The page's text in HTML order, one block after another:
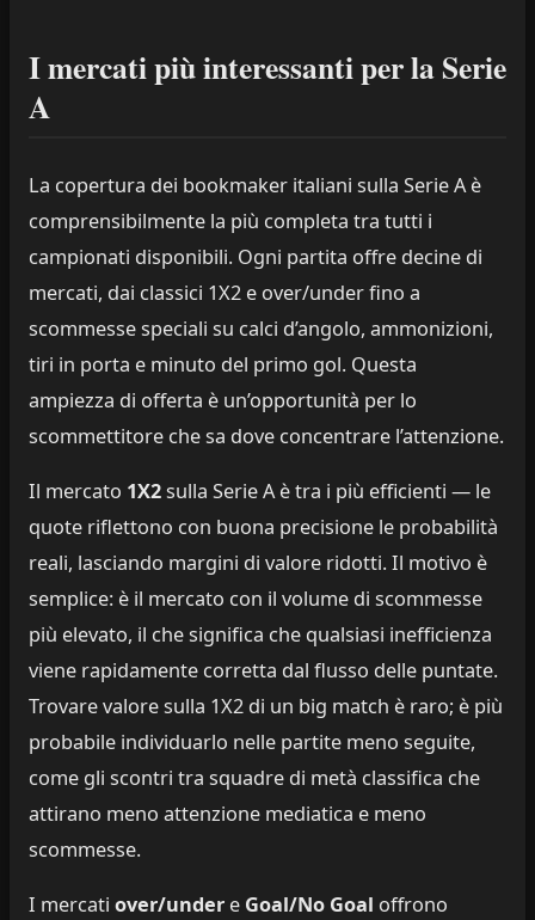
I mercati più interessanti per la Serie
A
La copertura dei bookmaker italiani sulla Serie A è
comprensibilmente la più completa tra tutti i
campionati disponibili. Ogni partita offre decine di
mercati, dai classici 1X2 e over/under fino a
scommesse speciali su calci d’angolo, ammonizioni,
tiri in porta e minuto del primo gol. Questa
ampiezza di offerta è un’opportunità per lo
scommettitore che sa dove concentrare l’attenzione.
Il mercato 1X2sulla Serie A è tra i più efficienti — le
quote riflettono con buona precisione le probabilità
reali, lasciando margini di valore ridotti. Il motivo è
semplice: è il mercato con il volume di scommesse
più elevato, il che significa che qualsiasi inefficienza
viene rapidamente corretta dal flusso delle puntate.
Trovare valore sulla 1X2 di un big match è raro; è più
probabile individuarlo nelle partite meno seguite,
come gli scontri tra squadre di metà classifica che
attirano meno attenzione mediatica e meno
scommesse.
I mercati over/under e Goal/No Goal offrono